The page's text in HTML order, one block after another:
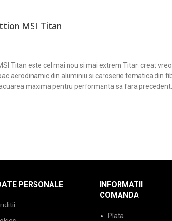
MSI Titan
Titan este cel mai nou si mai extrem Titan creat
aerodinamic din aluminiu si caroserie tematica din
maxima pentru performanta sa fara precedent.
PERSONALE
INFORMATII
COMANDA
Plata